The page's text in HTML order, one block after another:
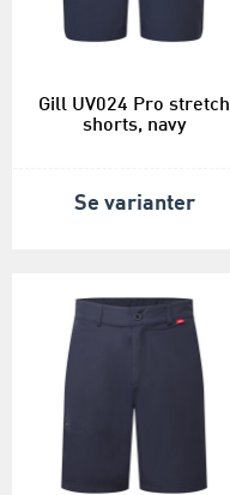
Gill UV024 Pro stretch
shorts, navy
Se varianter